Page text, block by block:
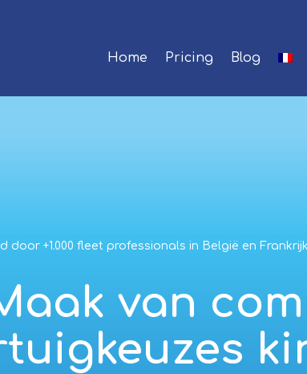
Home Pricing Blog
door +1.000 fleet professionals in België en Frankrijk
van